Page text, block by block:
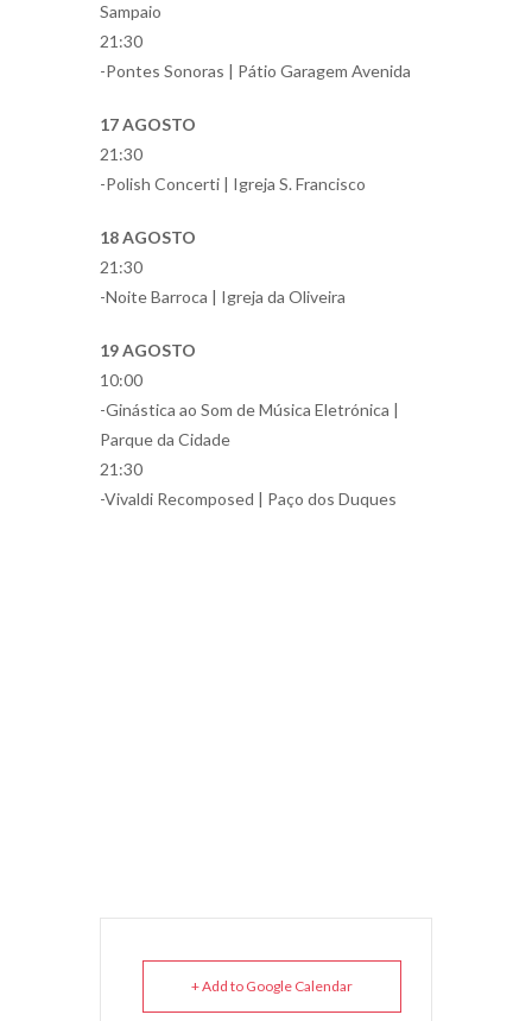
Sampaio
21:30
-Pontes Sonoras | Pátio Garagem Avenida
17 AGOSTO
21:30
-Polish Concerti | Igreja S. Francisco
18 AGOSTO
21:30
-Noite Barroca | Igreja da Oliveira
19 AGOSTO
10:00
-Ginástica ao Som de Música Eletrónica |
Parque da Cidade
21:30
-Vivaldi Recomposed | Paço dos Duques
+ Add to Google Calendar